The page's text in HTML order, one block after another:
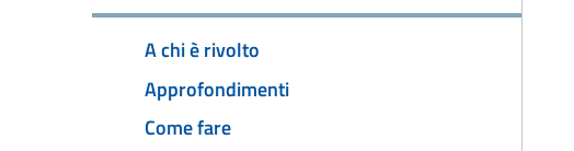
A chi è rivolto
Approfondimenti
Come fare